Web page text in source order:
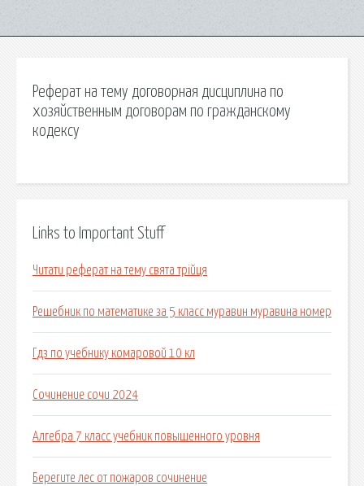
Реферат на тему договорная дисциплина по
хозяйственным договорам по гражданскому
кодексу
Links to Important Stuff
Читати реферат на тему свята трійця
Решебник по математике за 5 класс муравин муравина номер
Гдз по учебнику комаровой 10 кл
Сочинение сочи 2024
Алгебра 7 класс учебник повышенного уровня
Берегите лес от пожаров сочинение